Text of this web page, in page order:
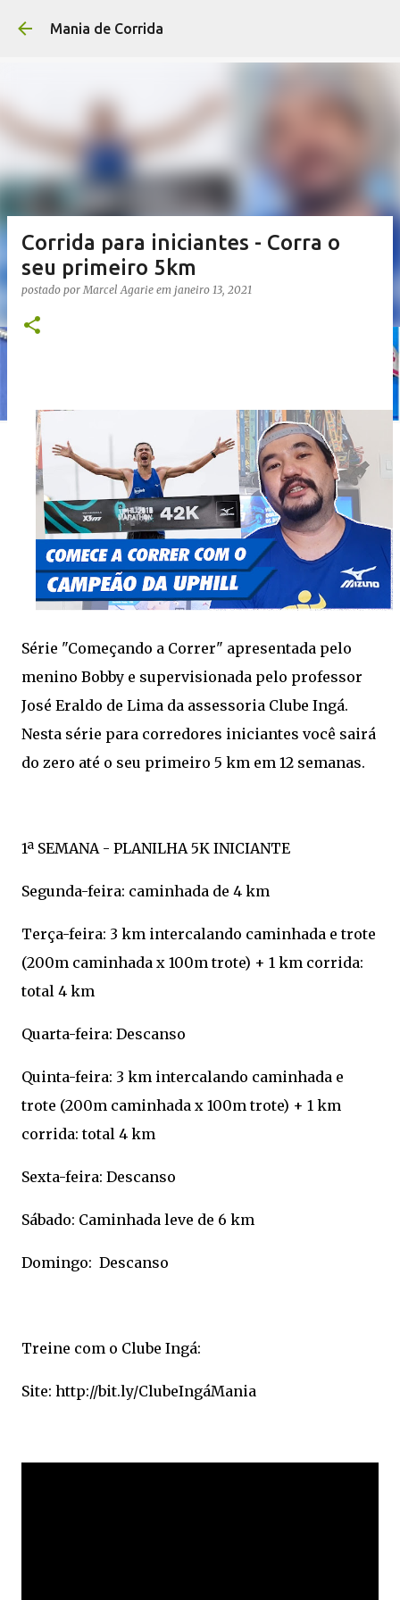
Mania de Corrida
Corrida para iniciantes - Corra o
seu primeiro 5km
postado porMarcel Agarie em janeiro 13, 2021
Série "Começando a Correr" apresentada pelo
menino Bobby e supervisionada pelo professor
José Eraldo de Lima da assessoria Clube Ingá.
Nesta série para corredores iniciantes você sairá
do zero até o seu primeiro 5 km em 12 semanas.
1ª SEMANA - PLANILHA 5K INICIANTE
Segunda-feira: caminhada de 4 km
Terça-feira: 3 km intercalando caminhada e trote
(200m caminhada x 100m trote) + 1 km corrida:
total 4 km
Quarta-feira: Descanso
Quinta-feira: 3 km intercalando caminhada e
trote (200m caminhada x 100m trote) + 1 km
corrida: total 4 km
Sexta-feira: Descanso
Sábado: Caminhada leve de 6 km
Domingo: Descanso
Treine com o Clube Ingá:
Site: http://bit.ly/ClubeIngáMania